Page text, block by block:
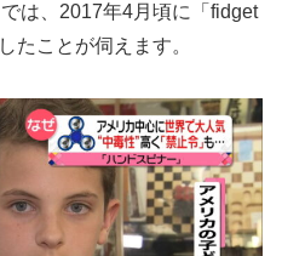
は、2017年4月頃に「fidget
たことが伺えます。